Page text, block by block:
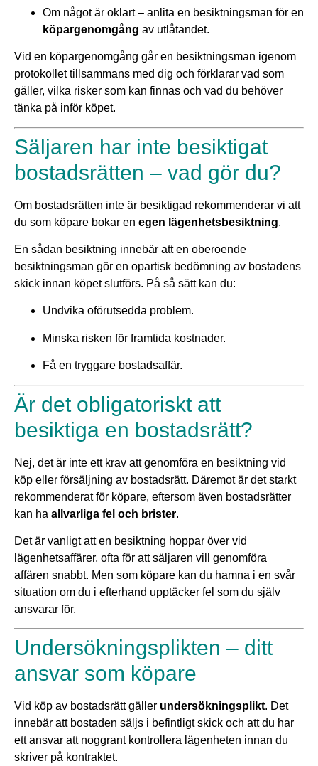
Om något är oklart – anlita en besiktningsman för en
köpargenomgång av utlåtandet.
Vid en köpargenomgång går en besiktningsman igenom
protokollet tillsammans med dig och förklarar vad som
gäller, vilka risker som kan finnas och vad du behöver
tänka på inför köpet.
Säljaren har inte besiktigat
bostadsrätten – vad gör du?
Om bostadsrätten inte är besiktigad rekommenderar vi att
du som köpare bokar en egen lägenhetsbesiktning.
En sådan besiktning innebär att en oberoende
besiktningsman gör en opartisk bedömning av bostadens
skick innan köpet slutförs. På så sätt kan du:
Undvika oförutsedda problem.
Minska risken för framtida kostnader.
Få en tryggare bostadsaffär.
Är det obligatoriskt att
besiktiga en bostadsrätt?
Nej, det är inte ett krav att genomföra en besiktning vid
köp eller försäljning av bostadsrätt. Däremot är det starkt
rekommenderat för köpare, eftersom även bostadsrätter
kan ha allvarliga fel och brister.
Det är vanligt att en besiktning hoppar över vid
lägenhetsaffärer, ofta för att säljaren vill genomföra
affären snabbt. Men som köpare kan du hamna i en svår
situation om du i efterhand upptäcker fel som du själv
ansvarar för.
Undersökningsplikten – ditt
ansvar som köpare
Vid köp av bostadsrätt gäller undersökningsplikt. Det
innebär att bostaden säljs i befintligt skick och att du har
ett ansvar att noggrant kontrollera lägenheten innan du
skriver på kontraktet.